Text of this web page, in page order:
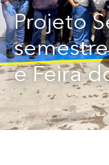
Projeto
e Feira